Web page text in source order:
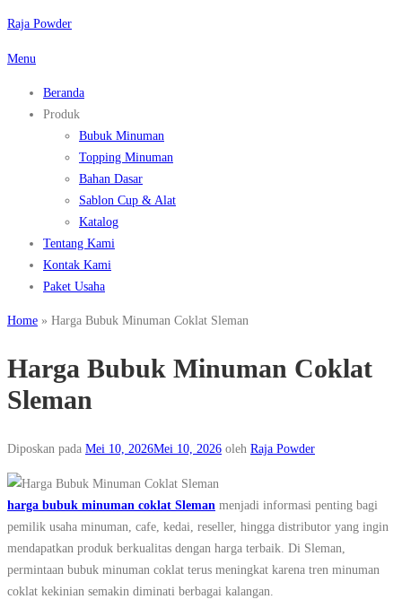
Lompat
konten
Raja Powder
Menu
Beranda
Produk
Bubuk Minuman
Topping Minuman
Bahan Dasar
Sablon Cup & Alat
Katalog
Tentang Kami
Kontak Kami
Paket Usaha
Home » Harga Bubuk Minuman Coklat Sleman
Harga Bubuk Minuman Coklat
Sleman
Diposkan pada Mei 10, 2026Mei 10, 2026 oleh Raja Powder
harga bubuk minuman coklat Sleman menjadi informasi penting bagi
pemilik usaha minuman, cafe, kedai, reseller, hingga distributor yang ingin
mendapatkan produk berkualitas dengan harga terbaik. Di Sleman,
permintaan bubuk minuman coklat terus meningkat karena tren minuman
coklat kekinian semakin diminati berbagai kalangan.